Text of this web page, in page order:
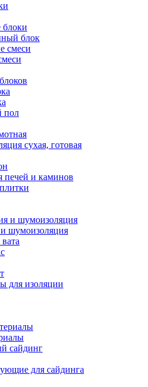
блоки
блок
пол
сухая, готовая
печей и каминов
шумоизоляция
для изоляции
сайдинг
для сайдинга